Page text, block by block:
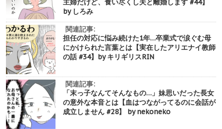
主婦だけど、食い尽くし夫と離婚します #44】
by しろみ
関連記事:
担任の対応に悩み続けた1年…卒業式で涙ぐむ母
にかけられた言葉とは【実在したアリエナイ教師
の話 #34】by キリギリスRIN
関連記事:
「末っ子なんてそんなもの…」妹思いだった長女
の意外な本音とは【血はつながってるのに会話が
成立しません #28】 by nekoneko